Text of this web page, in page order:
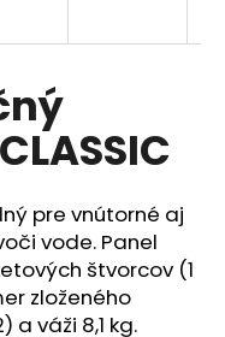
pre vnútorné aj
vode. Panel
štvorcov (1
zloženého
a váži 8,1 kg.